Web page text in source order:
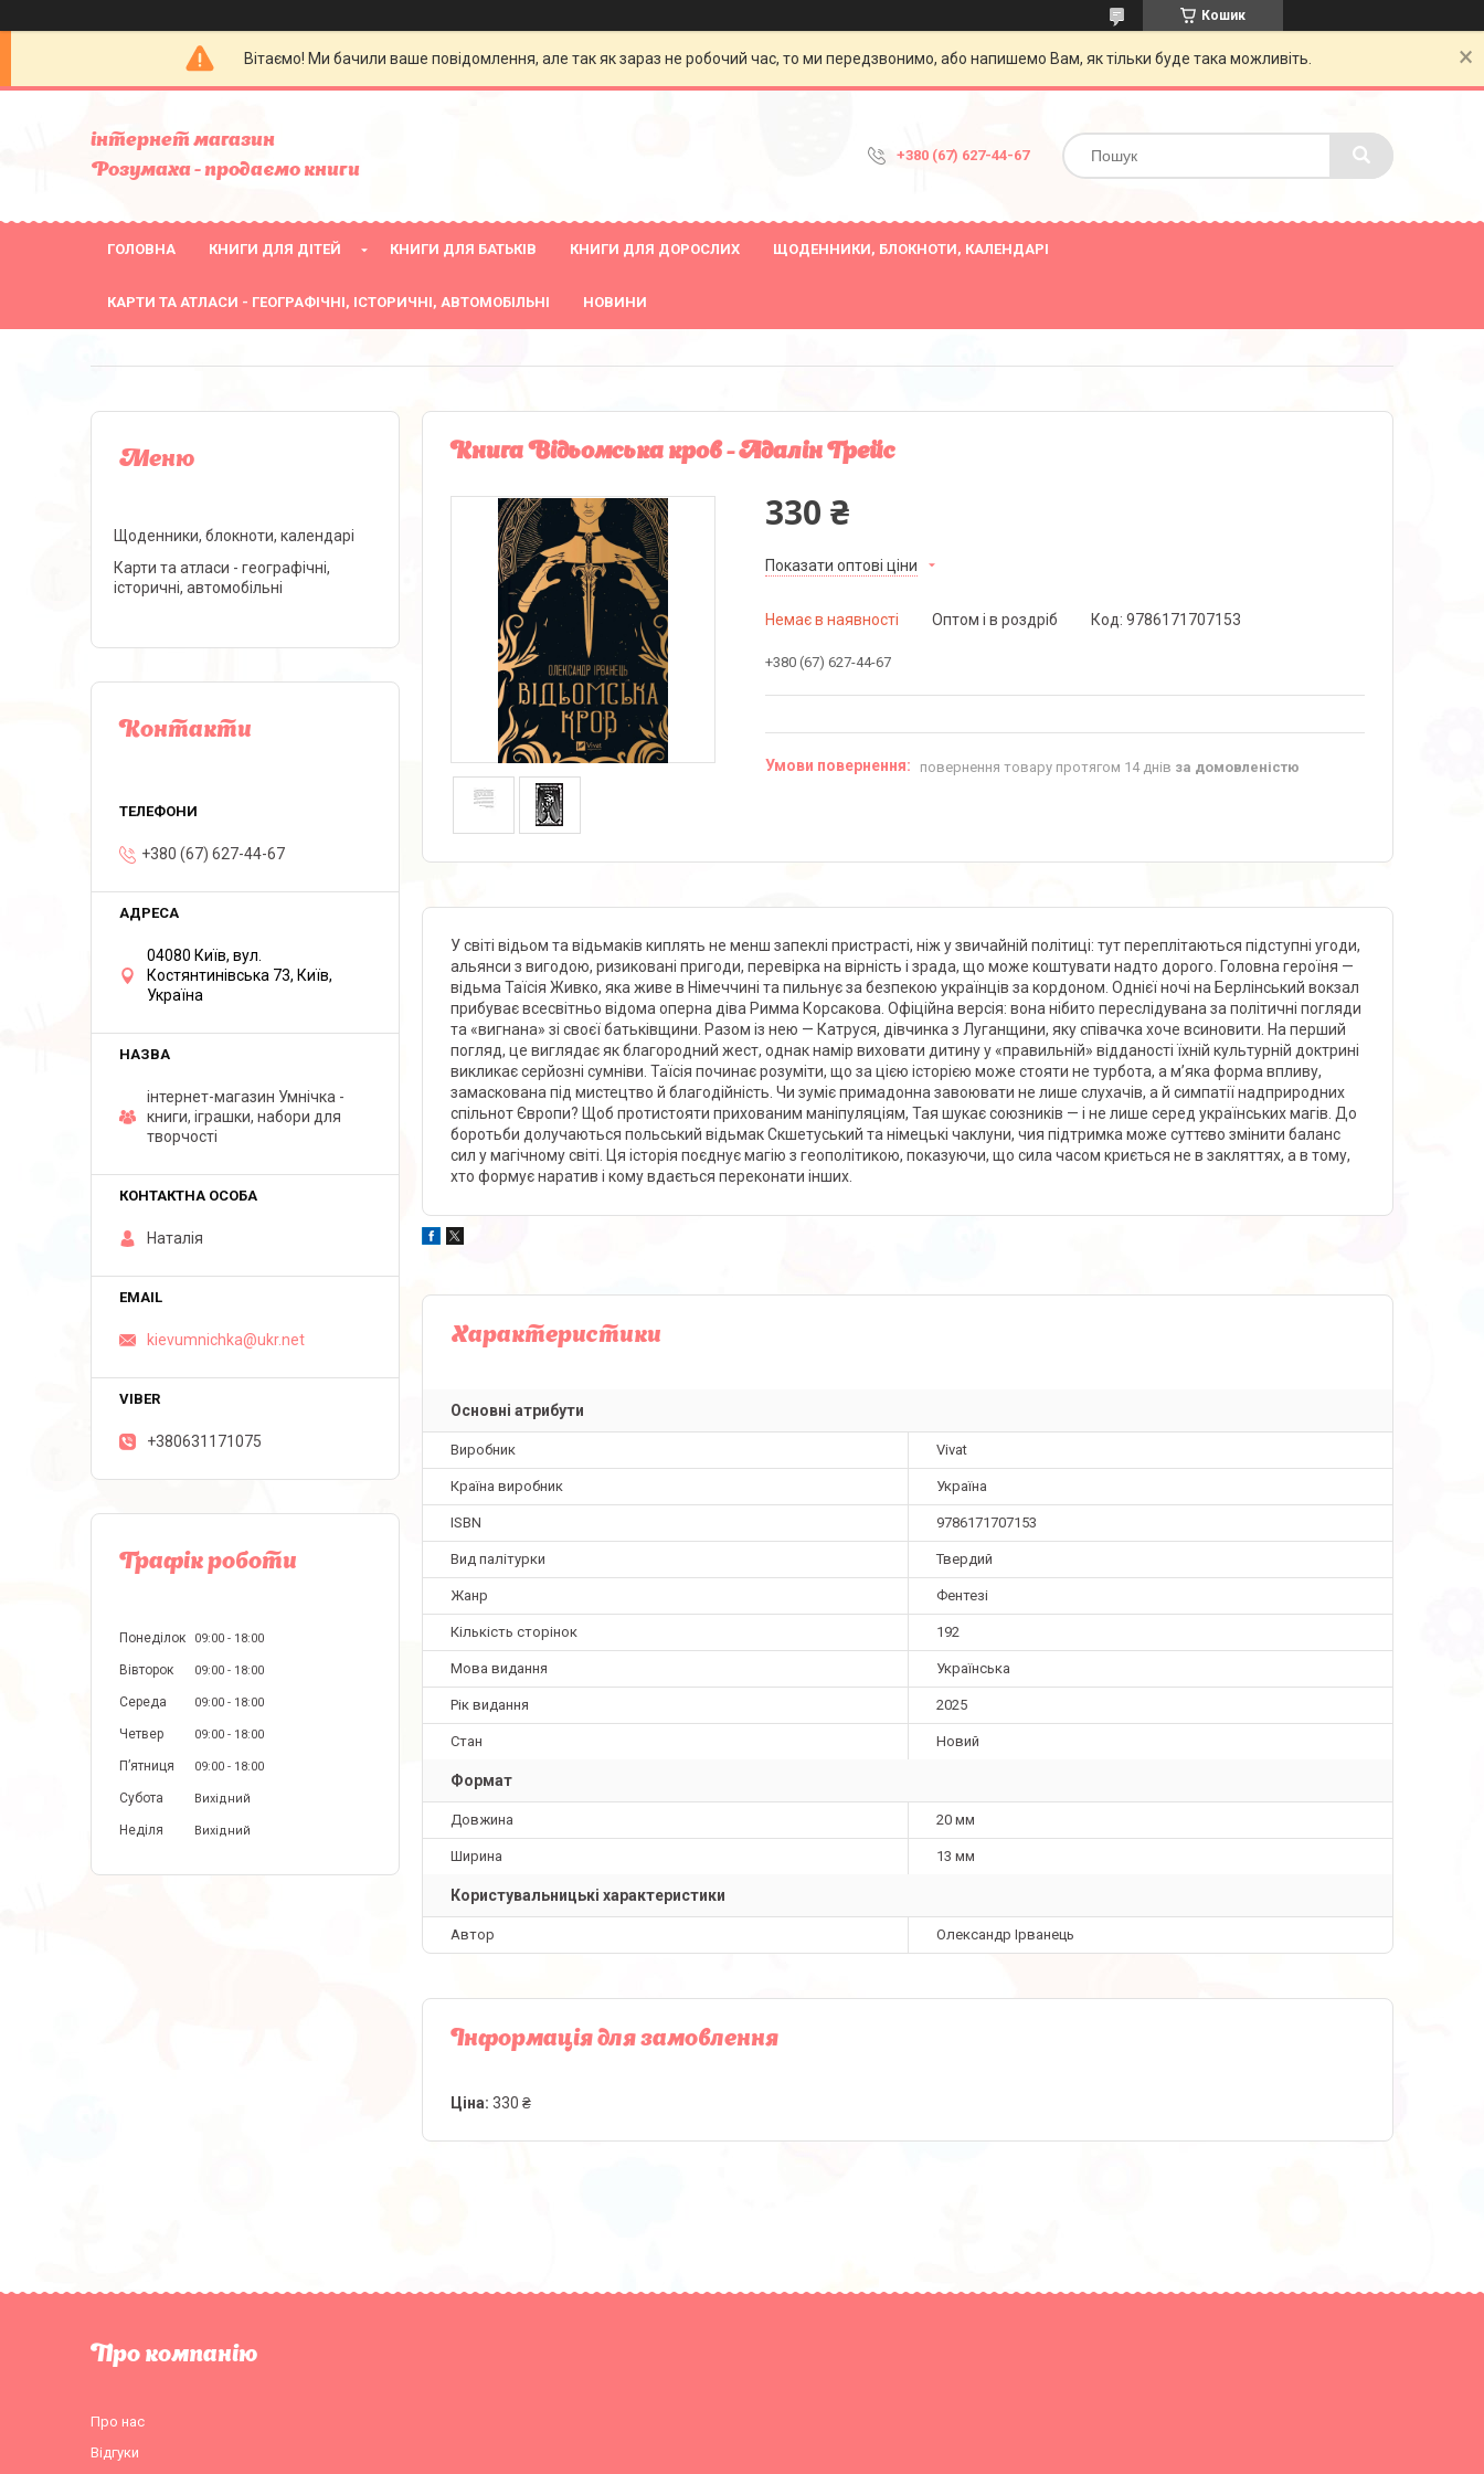
Кошик
Вітаємо! Ми бачили ваше повідомлення, але так як зараз не робочий час, то ми передзвонимо, або напишемо Вам, як тільки буде така можливіть.
інтернет магазин
Розумаха - продаємо книги
+380 (67) 627-44-67
ГОЛОВНА КНИГИ ДЛЯ ДІТЕЙ КНИГИ ДЛЯ БАТЬКІВ КНИГИ ДЛЯ ДОРОСЛИХ ЩОДЕННИКИ, БЛОКНОТИ, КАЛЕНДАРІ
КАРТИ ТА АТЛАСИ - ГЕОГРАФІЧНІ, ІСТОРИЧНІ, АВТОМОБІЛЬНІ НОВИНИ
Книга Відьомська кров - Адалін Грейс
330 ₴
Показати оптові ціни
Немає в наявності Оптом і в роздріб Код: 9786171707153
+380 (67) 627-44-67
повернення товару протягом 14 днів за домовленістю
У світі відьом та відьмаків киплять не менш запеклі пристрасті, ніж у звичайній політиці: тут переплітаються підступні угоди,
альянси з вигодою, ризиковані пригоди, перевірка на вірність і зрада, що може коштувати надто дорого. Головна героїня —
відьма Таїсія Живко, яка живе в Німеччині та пильнує за безпекою українців за кордоном. Однієї ночі на Берлінський вокзал
прибуває всесвітньо відома оперна діва Римма Корсакова. Офіційна версія: вона нібито переслідувана за політичні погляди
та «вигнана» зі своєї батьківщини. Разом із нею — Катруся, дівчинка з Луганщини, яку співачка хоче всиновити. На перший
погляд, це виглядає як благородний жест, однак намір виховати дитину у «правильній» відданості їхній культурній доктрині
викликає серйозні сумніви. Таїсія починає розуміти, що за цією історією може стояти не турбота, а м’яка форма впливу,
замаскована під мистецтво й благодійність. Чи зуміє примадонна завоювати не лише слухачів, а й симпатії надприродних
спільнот Європи? Щоб протистояти прихованим маніпуляціям, Тая шукає союзників — і не лише серед українських магів. До
боротьби долучаються польський відьмак Скшетуський та німецькі чаклуни, чия підтримка може суттєво змінити баланс
сил у магічному світі. Ця історія поєднує магію з геополітикою, показуючи, що сила часом криється не в закляттях, а в тому,
хто формує наратив і кому вдається переконати інших.
Характеристики
Основні атрибути
Виробник Vivat
Країна виробник Україна
ISBN 9786171707153
Вид палітурки Твердий
Жанр Фентезі
Кількість сторінок 192
Мова видання Українська
Рік видання 2025
Стан Новий
Формат
Довжина 20 мм
Ширина 13 мм
Користувальницькі характеристики
Автор Олександр Ірванець
Інформація для замовлення
Ціна: 330 ₴
Щоденники, блокноти, календарі
Карти та атласи - географічні,
історичні, автомобільні
Контакти
+380 (67) 627-44-67
04080 Київ, вул.
Костянтинівська 73, Київ,
Україна
інтернет-магазин Умнічка -
книги, іграшки, набори для
творчості
Наталія
kievumnichka@ukr.net
+380631171075
Графік роботи
Понеділок 09:00 18:00
Вівторок 09:00 18:00
Середа 09:00 18:00
Четвер 09:00 18:00
Пʼятниця 09:00 18:00
Субота Вихідний
Неділя Вихідний
Про компанію
Про нас
Відгуки